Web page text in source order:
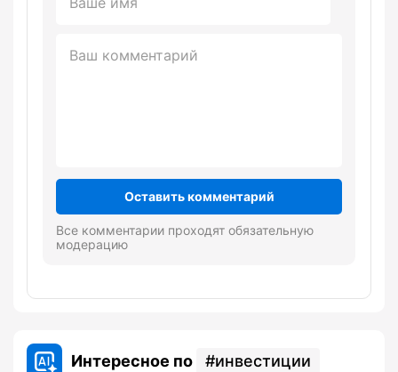
Оставить комментарий
Все комментарии проходят обязательную
модерацию
Интересное по инвестиции